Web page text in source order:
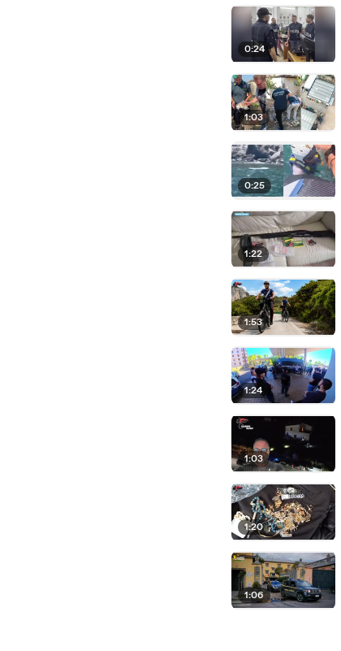
0:24
1:03
0:25
1:22
1:53
1:24
1:03
1:20
1:06